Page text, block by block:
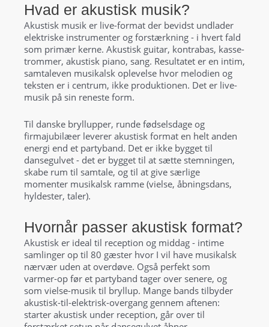
Hvad er akustisk musik?
Akustisk musik er live-format der bevidst undlader
elektriske instrumenter og forstærkning - i hvert fald
som primær kerne. Akustisk guitar, kontrabas, kasse-
trommer, akustisk piano, sang. Resultatet er en intim,
samtaleven musikalsk oplevelse hvor melodien og
teksten er i centrum, ikke produktionen. Det er live-
musik på sin reneste form.
Til danske bryllupper, runde fødselsdage og
firmajubilæer leverer akustisk format en helt anden
energi end et partyband. Det er ikke bygget til
dansegulvet - det er bygget til at sætte stemningen,
skabe rum til samtale, og til at give særlige
momenter musikalsk ramme (vielse, åbningsdans,
hyldester, taler).
Hvornår passer akustisk format?
Akustisk er ideal til reception og middag - intime
samlinger op til 80 gæster hvor I vil have musikalsk
nærvær uden at overdøve. Også perfekt som
varmer-op før et partyband tager over senere, og
som vielse-musik til bryllup. Mange bands tilbyder
akustisk-til-elektrisk-overgang gennem aftenen:
starter akustisk under reception, går over til